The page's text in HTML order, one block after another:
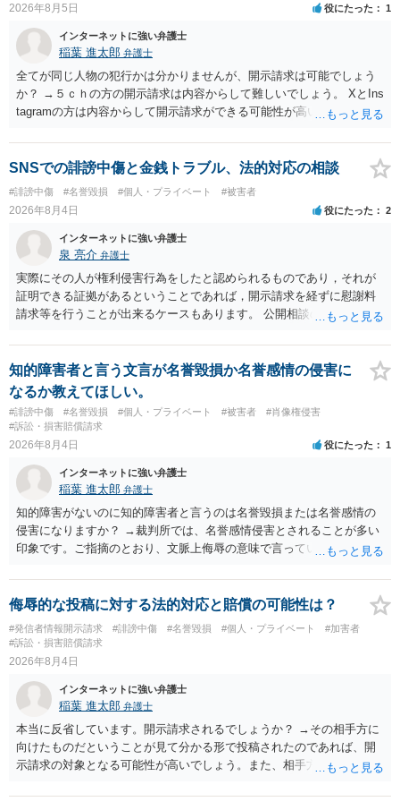
2026年8月5日 役にたった 1
インターネットに強い弁護士
稲葉 進太郎 弁護士
全てが同じ人物の犯行かは分かりませんが、開示請求は可能でしょう
か？ →５ｃｈの方の開示請求は内容からして難しいでしょう。 XとIns
tagramの方は内容からして開示請求ができる可能性が高いでしょう。
いでしょう。７月中にアカウントが削除されている場合、今から進め
ても失敗する可能性が高いように思われます。 相手を特定できた場
合、相手に全ての弁護士費用を負担させることは可能でしょうか？ →
訴訟外の交渉で相手方が認めれば負担させることができるでしょう。
訴訟で判決となった場合は、実際の弁護士費用が認められる場合と認
められない場合があり何ともいえないところでしょう。
SNSでの誹謗中傷と金銭トラブル、法的対応の相談
#誹謗中傷 #名誉毀損 #個人・プライベート #被害者
2026年8月4日 役にたった 2
インターネットに強い弁護士
泉 亮介 弁護士
実際にその人が権利侵害行為をしたと認められるものであり，それが
証明できる証拠があるということであれば，開示請求を経ずに慰謝料
請求等を行うことが出来るケースもあります。 公開相談の場では回答
に個別に相談されると良いでしょう。
知的障害者と言う文言が名誉毀損か名誉感情の侵害に
なるか教えてほしい。
#誹謗中傷 #名誉毀損 #個人・プライベート #被害者
#肖像権侵害
#訴訟・損害賠償請求
2026年8月4日 役にたった 1
インターネットに強い弁護士
稲葉 進太郎 弁護士
知的障害がないのに知的障害者と言うのは名誉毀損または名誉感情の
侵害になりますか？ →裁判所では、名誉感情侵害とされることが多い
印象です。ご指摘のとおり、文脈上侮辱の意味で言っている点も加味
侮辱的な投稿に対する法的対応と賠償の可能性は？
#発信者情報開示請求 #誹謗中傷 #名誉毀損 #個人・プライベート
#加害者
#訴訟・損害賠償請求
2026年8月4日
インターネットに強い弁護士
稲葉 進太郎 弁護士
本当に反省しています。開示請求されるでしょうか？ →その相手方に
向けたものだということが見て分かる形で投稿されたのであれば、開
示請求の対象となる可能性が高いでしょう。また、相手方の投稿した
と存じます。発信者情報開示請求が進むと、投稿に使った回線の契約